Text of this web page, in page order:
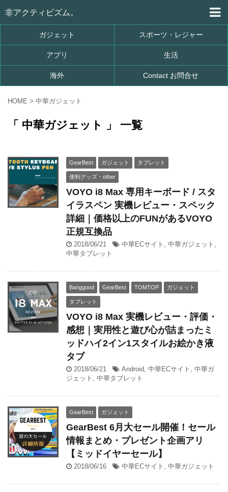
非アクティビズム。
ガジェット スポーツ・レジャー
アプリ 生活
海外 Contact お問合せ
HOME > 中華ガジェット
「 中華ガジェット 」 一覧
GearBest ガジェット タブレット
便利グッズ・other
VOYO i8 Max 専用キーボード / スタ
イラスペン 実機レビュー・スペック
詳細｜価格以上のFUNがあるVOYO
正規互換品
2018/06/21 中華ECサイト 中華ガジェット
中華タブレット
Banggood GearBest TOMTOP ガジェット
タブレット
VOYO i8 Max 実機レビュー・評価・
感想｜実用性と遊び心が詰まったミ
ッドハイ2イン1スタイルお絵かき液
タブ
2018/06/21 Android 中華ECサイト
中華ガ
ジェット
中華タブレット
GearBest ガジェット
GearBest 6月大セール開催！セール
情報まとめ・プレゼント企画アリ
【ミッドイヤーセール】
2018/06/16 中華ECサイト 中華ガジェット